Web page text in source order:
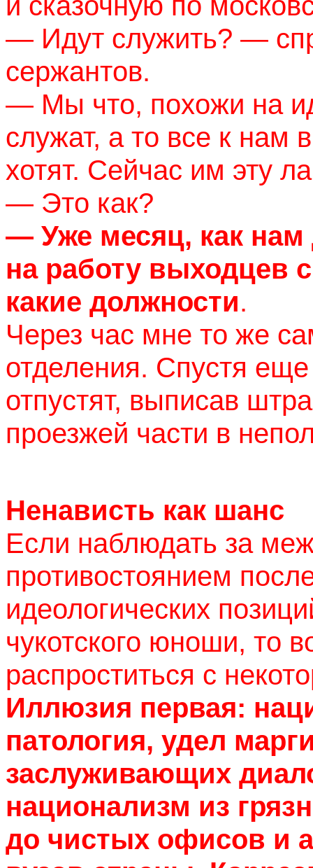
— Идут служить? —
сержантов.
— Мы что, похожи на
служат, а то все к нам
хотят. Сейчас им эту
— Это как?
— Уже месяц, как нам
на работу выходцев
какие должности.
Через час мне то же
отделения. Спустя
отпустят, выписав
проезжей части в
Ненависть как шанс
Если наблюдать за
противостоянием
идеологических
чукотского юноши, то
распроститься с
Иллюзия первая:
патология, удел
заслуживающих
национализм из
до чистых офисов и